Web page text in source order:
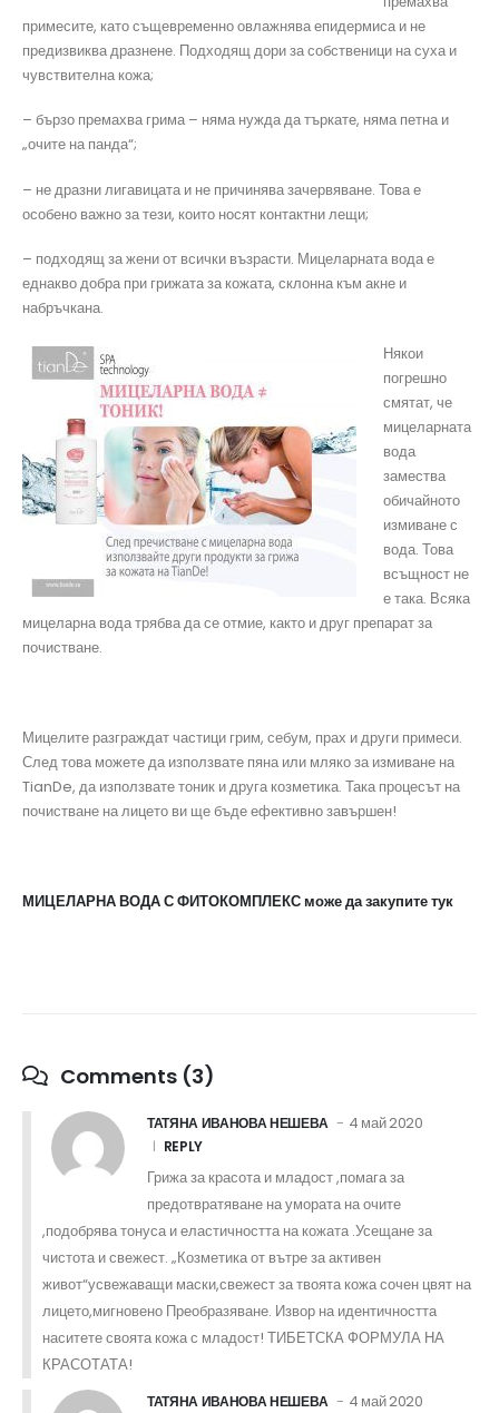
примесите, като същевременно овлажнява епидермиса и не
предизвиква дразнене. Подходящ дори за собственици на суха и
чувствителна кожа;
– бързо премахва грима – няма нужда да търкате, няма петна и
„очите на панда“;
– не дразни лигавицата и не причинява зачервяване. Това е
особено важно за тези, които носят контактни лещи;
– подходящ за жени от всички възрасти. Мицеларната вода е
еднакво добра при грижата за кожата, склонна към акне и
набръчкана.
Някои
погрешно
смятат, че
мицеларната
вода
замества
обичайното
измиване с
вода. Това
всъщност не
е така. Всяка
мицеларна вода трябва да се отмие, както и друг препарат за
почистване.
Мицелите разграждат частици грим, себум, прах и други примеси.
След това можете да използвате пяна или мляко за измиване на
TianDe, да използвате тоник и друга козметика. Така процесът на
почистване на лицето ви ще бъде ефективно завършен!
МИЦЕЛАРНА ВОДА С ФИТОКОМПЛЕКС може да закупите тук
Comments (3)
ТАТЯНА ИВАНОВА НЕШЕВА 4 май 2020
REPLY
Грижа за красота и младост ,помага за
предотвратяване на умората на очите
,подобрява тонуса и еластичността на кожата .Усещане за
чистота и свежест. „Козметика от вътре за активен
живот“усвежаващи маски,свежест за твоята кожа сочен цвят на
лицето,мигновено Преобразяване. Извор на идентичността
наситете своята кожа с младост! ТИБЕТСКА ФОРМУЛА НА
КРАСОТАТА!
ТАТЯНА ИВАНОВА НЕШЕВА 4 май 2020